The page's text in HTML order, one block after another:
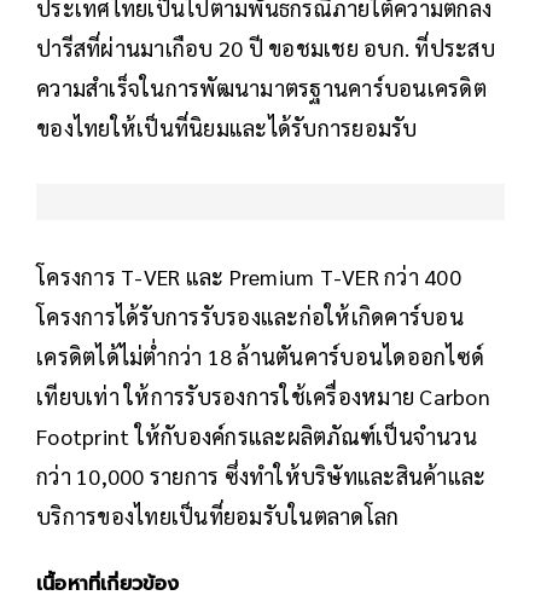
ประเทศไทยเป็นไปตามพันธกรณีภายใต้ความตกลง
ปารีสที่ผ่านมาเกือบ 20 ปี ขอชมเชย อบก. ที่ประสบ
ความสำเร็จในการพัฒนามาตรฐานคาร์บอนเครดิต
ของไทยให้เป็นที่นิยมและได้รับการยอมรับ
โครงการ T-VER และ Premium T-VER กว่า 400
โครงการได้รับการรับรองและก่อให้เกิดคาร์บอน
เครดิตได้ไม่ต่ำกว่า 18 ล้านตันคาร์บอนไดออกไซด์
เทียบเท่า ให้การรับรองการใช้เครื่องหมาย Carbon
Footprint ให้กับองค์กรและผลิตภัณฑ์เป็นจำนวน
กว่า 10,000 รายการ ซึ่งทำให้บริษัทและสินค้าและ
บริการของไทยเป็นที่ยอมรับในตลาดโลก
เนื้อหาที่เกี่ยวข้อง